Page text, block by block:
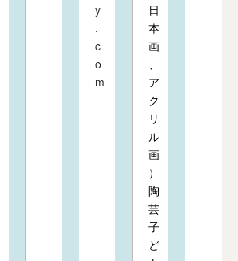
y
.
c
o
m
日
本
画
ア
ク
リ
ル
画
）
陶
芸
子
ど